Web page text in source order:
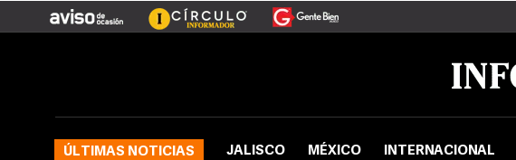
ÚLTIMAS NOTICIAS JALISCO MÉXICO INTERNACIONAL